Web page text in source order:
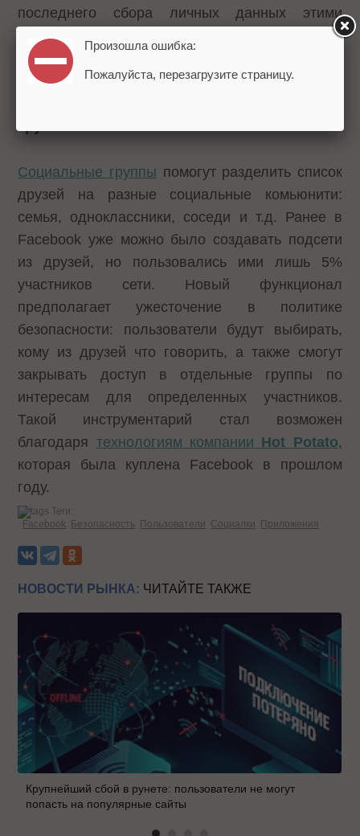
последнего сбора личных данных этими
приложениями, а также позволяет
осуществлять контроль над этой
информацией.
Социальные группы помогут разделить список
друзей на разные социальные комьюнити:
семья, одноклассники, соседи и т.д. Ранее в
Facebook уже можно было создавать подсети
из друзей, но пользовались ими лишь 5%
участников сети. Новый функционал
предполагает ужесточение в политике
безопасности: пользователи будут выбирать,
кому из друзей что говорить, а также смогут
закрывать доступ в отдельные группы по
интересам для определенных участников.
Такой инструментарий стал возможен
благодаря технологиям компании Hot Potato,
которая была куплена Facebook в прошлом
году.
Теги:
Facebook Безопасность Пользователи Социалки Приложения
НОВОСТИ РЫНКА: ЧИТАЙТЕ ТАКЖЕ
Крупнейший сбой в рунете: пользователи не могут
попасть на популярные сайты
Произошла ошибка:
Пожалуйста, перезагрузите страницу.